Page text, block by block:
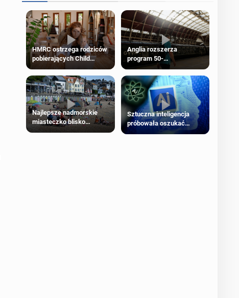
HMRC ostrzega rodziców
pobierających Child
Benefit. Mogą być
zobowiązani do zwrotu
zasiłku
Anglia rozszerza
program 50-
procentowych zniżek
kolejowych na 18-latków
Najlepsze nadmorskie
miasteczko blisko
Sztuczna inteligencja
próbowała oszukać
człowieka